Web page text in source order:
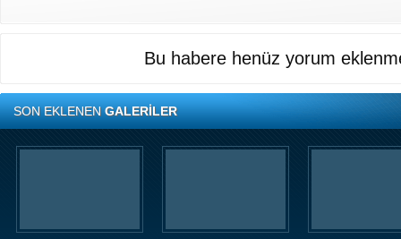
Bu habere henüz yorum
SON EKLENENGALERİLER